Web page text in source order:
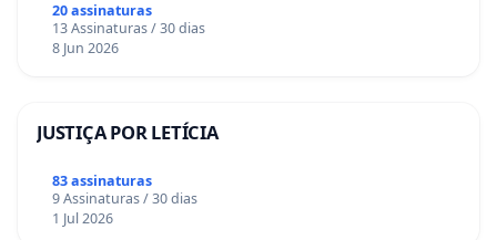
20 assinaturas
13 Assinaturas / 30 dias
8 Jun 2026
JUSTIÇA POR LETÍCIA
83 assinaturas
9 Assinaturas / 30 dias
1 Jul 2026